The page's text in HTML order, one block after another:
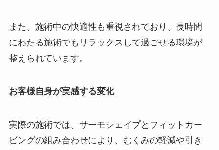
また、施術中の快適性も重視されており、長時間
にわたる施術でもリラックスして過ごせる環境が
整えられています。
お客様自身が実感する変化
実際の施術では、サーモシェイプとフィットカー
ビングの組み合わせにより、むくみの軽減や引き